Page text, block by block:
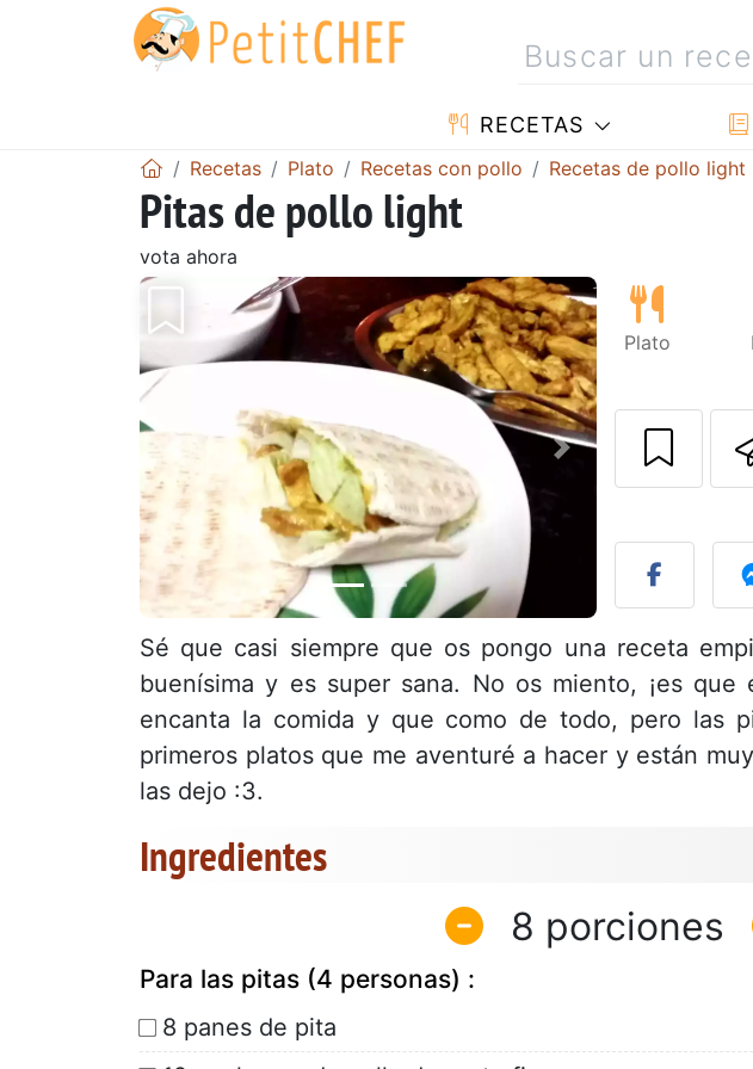
RECETAS
Recetas Plato Recetas con pollo Recetas de pollo light
Pitas de pollo light
vota ahora
Anterior Siguiente
Plato
Sé que casi siempre que os pongo una receta
buenísima y es super sana. No os miento, ¡es
encanta la comida y que como de todo, pero las
primeros platos que me aventuré a hacer y están
las dejo :3.
Ingredientes
8
Para las pitas (4 personas) :
8 panes de pita